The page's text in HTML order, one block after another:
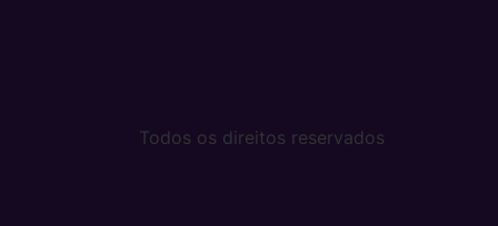
Todos os direitos reservados